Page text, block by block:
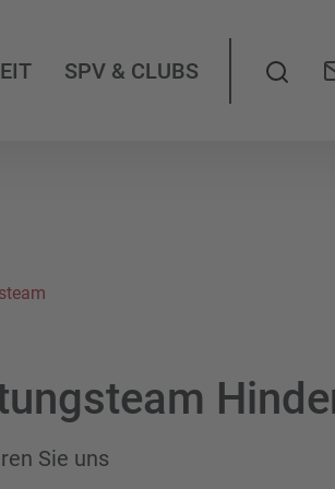
SPV & CLUBS
Sie uns